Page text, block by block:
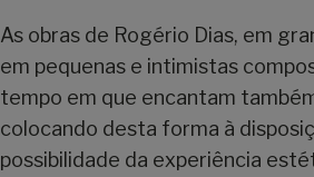
As obras de Rogério Dias, em
em pequenas e intimistas
tempo em que encantam
colocando desta forma à
possibilidade da experiência